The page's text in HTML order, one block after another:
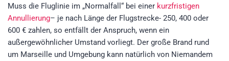
Muss die Fluglinie im „Normalfall“ bei einer kurzfristigen
Annullierung– je nach Länge der Flugstrecke- 250, 400 oder
600 € zahlen, so entfällt der Anspruch, wenn ein
außergewöhnlicher Umstand vorliegt. Der große Brand rund
um Marseille und Umgebung kann natürlich von Niemandem